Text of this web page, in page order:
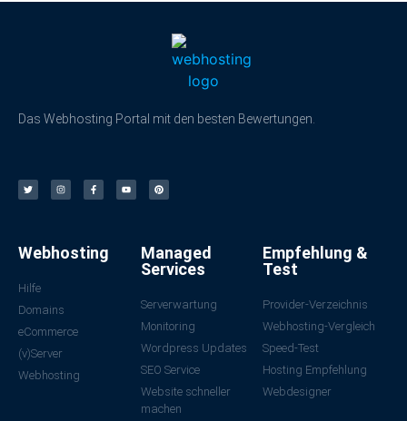
Das Webhosting Portal mit den besten Bewertungen.
Webhosting
Hilfe
Domains
eCommerce
(v)Server
Webhosting
Managed
Services
Serverwartung
Monitoring
Wordpress Updates
SEO Service
Website schneller
machen
Empfehlung &
Test
Provider-Verzeichnis
Webhosting-Vergleich
Speed-Test
Hosting Empfehlung
Webdesigner